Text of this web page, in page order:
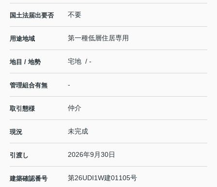
国土法届出要否 不要
用途地域 第一種低層住居専用
地目 / 地勢 宅地 / -
管理組合有無 -
取引態様 仲介
現況 未完成
引渡し 2026年9月30日
建築確認番号 第26UDI1W建01105号